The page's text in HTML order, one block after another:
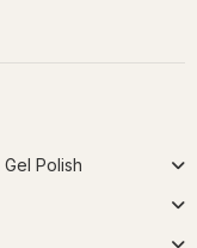
Polish